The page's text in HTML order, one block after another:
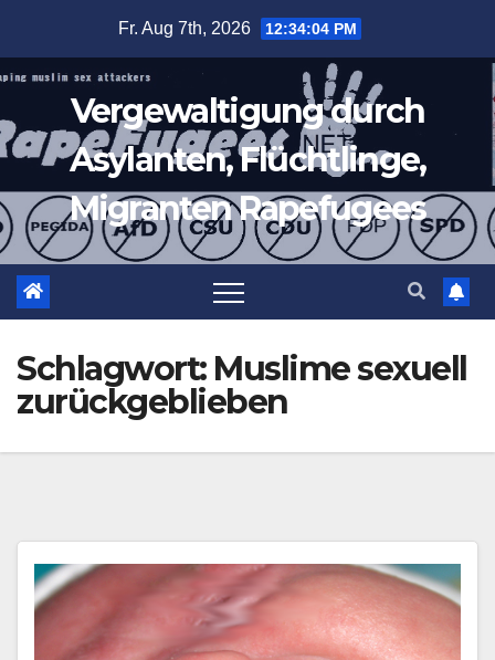
springen
Fr. Aug 7th, 2026 12:34:05 PM
Vergewaltigung durch
Asylanten, Flüchtlinge,
Migranten Rapefugees
Schlagwort: Muslime sexuell
zurückgeblieben